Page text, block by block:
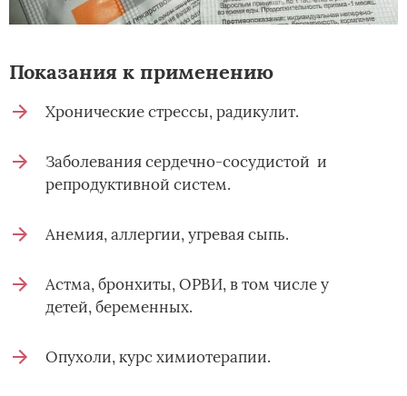
Показания к применению
Хронические стрессы, радикулит.
Заболевания сердечно-сосудистой и
репродуктивной систем.
Анемия, аллергии, угревая сыпь.
Астма, бронхиты, ОРВИ, в том числе у
детей, беременных.
Опухоли, курс химиотерапии.